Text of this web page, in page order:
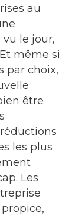
au
vu le jour,
même si
par choix,
être
les plus
Les